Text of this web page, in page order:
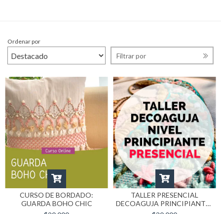
Ordenar por
Filtrar por
CURSO DE BORDADO:
GUARDA BOHO CHIC
TALLER PRESENCIAL
DECOAGUJA PRINCIPIANTES
22-AGOSTO (SEÑA)